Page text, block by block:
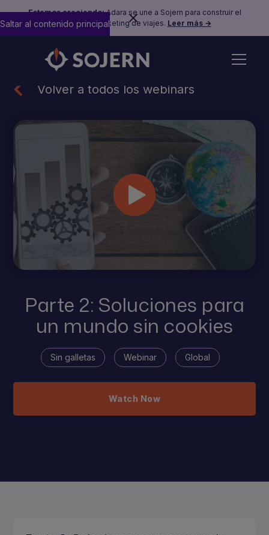
Estamos creciendo:Adara se une a Sojern para construir el
futuro del marketing de viajes. Leer más →
Saltar al contenido principal
Volver a todos los webinars
Parte 2: Soluciones para
un mundo sin cookies
Sin galletas Webinar Global
Watch Now